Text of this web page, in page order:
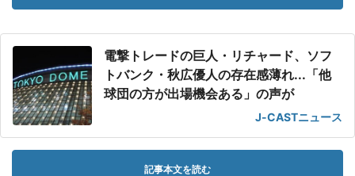
電撃トレードの巨人・リチャード、ソフ
トバンク・秋広優人の存在感薄れ...「他
球団の方が出場機会ある」の声が
J-CASTニュース
記事本文を読む